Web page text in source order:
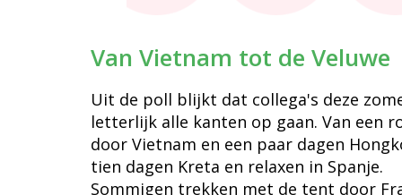
Van Vietnam tot de Veluwe
Uit de poll blijkt dat collega's deze
letterlijk alle kanten op gaan. Van een
door Vietnam en een paar dagen
tien dagen Kreta en relaxen in Spanje.
Sommigen trekken met de tent door